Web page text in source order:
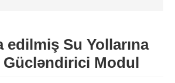
edilmiş Su Yollarına
Gücləndirici Modul